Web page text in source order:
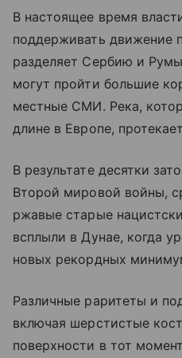
В настоящее время
поддерживать движение
разделяет Сербию и
могут пройти большие
местные СМИ. Река,
длине в Европе,
В результате десятки
Второй мировой войны,
ржавые старые
всплыли в Дунае, когда
новых рекордных
Различные раритеты и
включая шерстистые
поверхности в тот